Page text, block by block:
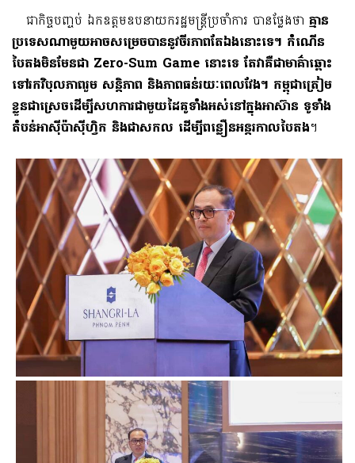
ជាកិច្ចបញ្ចប់ ឯកឧត្តមឧបនាយករដ្ឋមន្រ្តីប្រចាំការ បានថ្លែងថា គ្មាន
ប្រទេសណាមួយអាចសម្រេចបាននូវចីរភាពតែឯងនោះទេ។ កំណើន
បៃតងមិនមែនជា Zero-Sum Game នោះទេ តែវាគឺជាមាគ៌ាឆ្ពោះ
ទៅរកវិបុលភាពរួម សន្តិភាព និងភាពធន់រយៈពេលវែង។ កម្ពុជាត្រៀម
ខ្លួនជាស្រេចដើម្បីសហការជាមួយដៃគូទាំងអស់នៅក្នុងអាស៊ាន ទូទាំង
តំបន់អាស៊ីប៉ាស៊ីហ្វិក និងជាសកល ដើម្បីពន្លឿនអន្តរកាលបៃតង។